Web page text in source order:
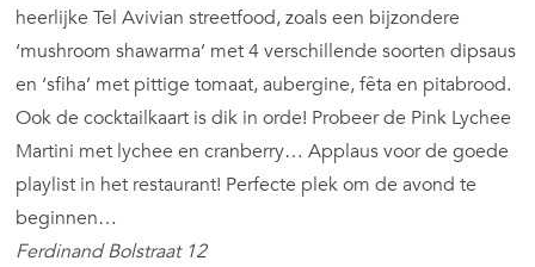
heerlijke Tel Avivian streetfood, zoals een bijzondere
‘mushroom shawarma’ met 4 verschillende soorten dipsaus
en ‘sfiha’ met pittige tomaat, aubergine, fêta en pitabrood.
Ook de cocktailkaart is dik in orde! Probeer de Pink Lychee
Martini met lychee en cranberry… Applaus voor de goede
playlist in het restaurant! Perfecte plek om de avond te
beginnen…
Ferdinand Bolstraat 12